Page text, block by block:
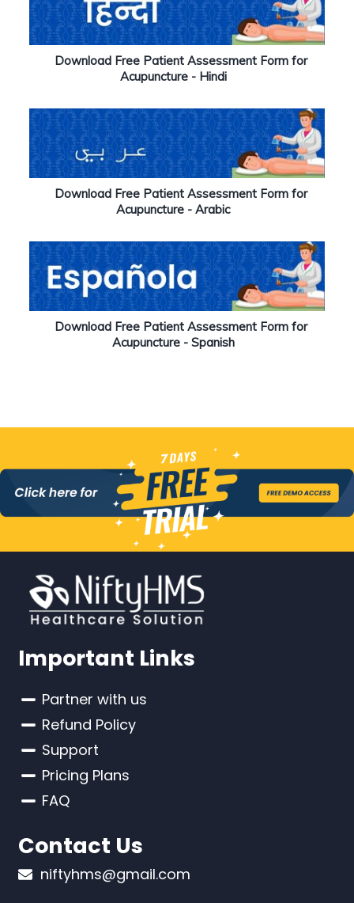
Download Free Patient Assessment Form for
Acupuncture - Hindi
Download Free Patient Assessment Form for
Acupuncture - Arabic
Download Free Patient Assessment Form for
Acupuncture - Spanish
Important Links
Partner with us
Refund Policy
Support
Pricing Plans
FAQ
Contact Us
niftyhms@gmail.com